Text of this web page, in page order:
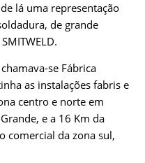
lá uma representação
de grande
se Fábrica
as instalações fabris e
centro e norte em
e a 16 Km da
comercial da zona sul,